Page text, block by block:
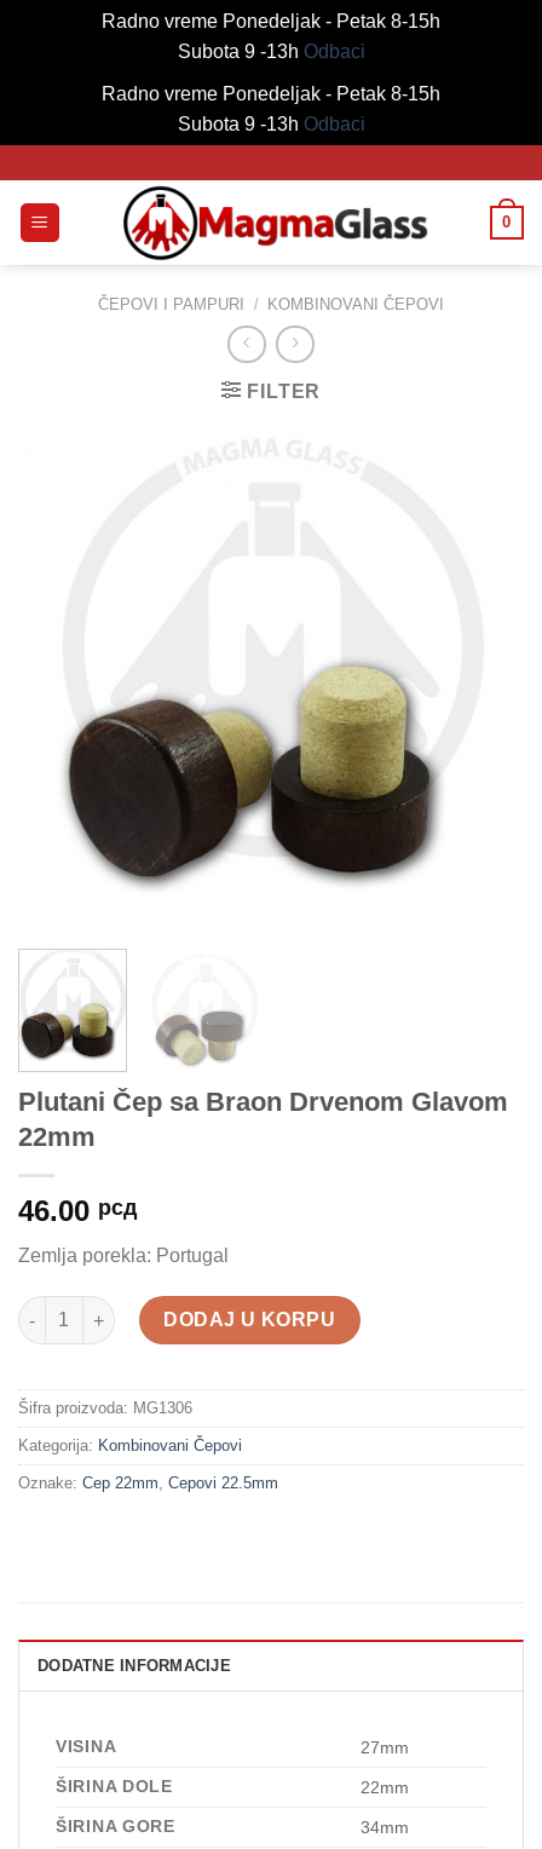
Radno vreme Ponedeljak - Petak 8-15h
Subota 9 -13h Odbaci
Radno vreme Ponedeljak - Petak 8-15h
Subota 9 -13h Odbaci
content
0
ČEPOVI I PAMPURI / KOMBINOVANI ČEPOVI
FILTER
Plutani Čep sa Braon Drvenom Glavom
22mm
46.00 рсд
Zemlja porekla: Portugal
Plutani Čep sa Braon Drvenom Glavom 22mm količina
DODAJ U KORPU
Šifra proizvoda: MG1306
Kategorija: Kombinovani Čepovi
Oznake: Cep 22mm, Cepovi 22.5mm
DODATNE INFORMACIJE
VISINA
27mm
ŠIRINA DOLE
22mm
ŠIRINA GORE
34mm